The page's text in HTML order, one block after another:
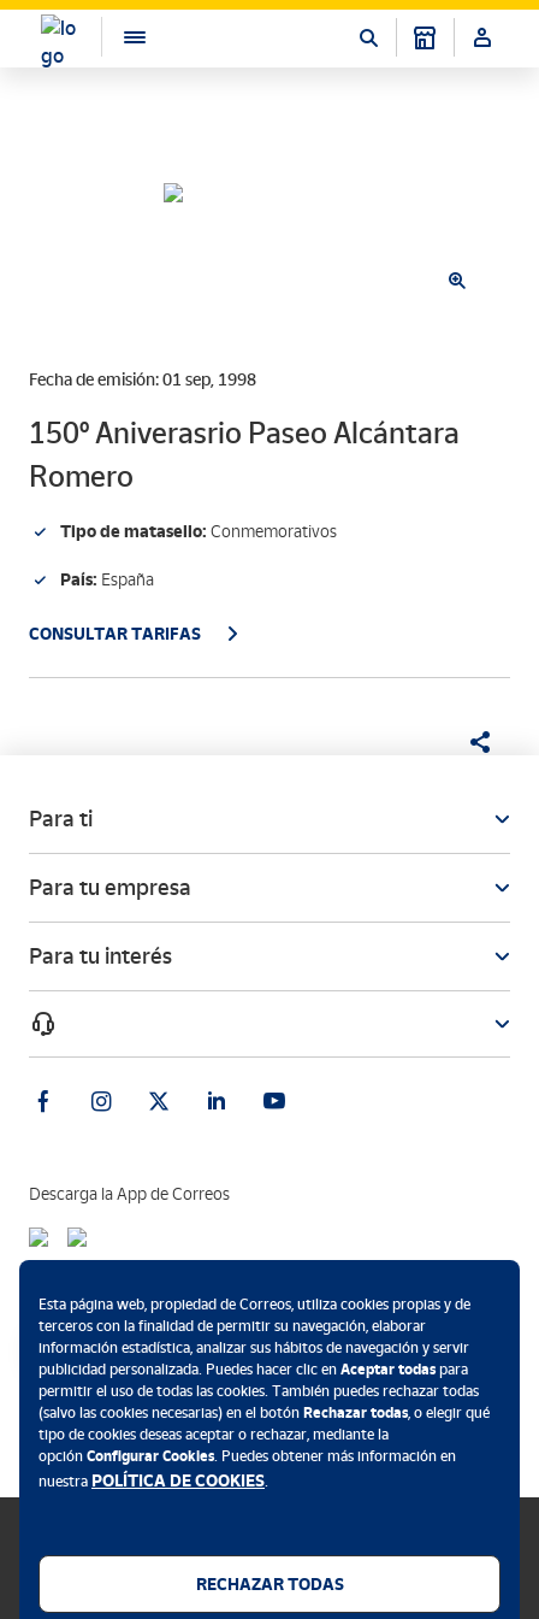
Fecha de emisión: 01 sep, 1998
150º Aniverasrio Paseo Alcántara
Romero
Tipo de matasello: Conmemorativos
País: España
CONSULTAR TARIFAS
Para ti
Para tu empresa
Para tu interés
Descarga la App de Correos
Política de cookies
Esta página web, propiedad de Correos, utiliza cookies propias y de
terceros con la finalidad de permitir su navegación, elaborar
información estadística, analizar sus hábitos de navegación y servir
publicidad personalizada. Puedes hacer clic en Aceptar todaspara
permitir el uso de todas las cookies. También puedes rechazar todas
(salvo las cookies necesarias) en el botón Rechazar todas, o elegir qué
tipo de cookies deseas aceptar o rechazar, mediante la
opción Configurar Cookies. Puedes obtener más información en
nuestra POLÍTICA DE COOKIES.
RECHAZAR TODAS